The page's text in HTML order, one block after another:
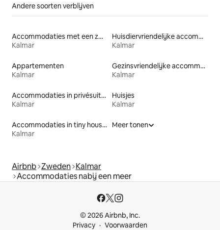
Andere soorten verblijven
Accommodaties met een zwembad
Kalmar
Huisdiervriendelijke accommodaties
Kalmar
Appartementen
Kalmar
Gezinsvriendelijke accommodaties
Kalmar
Accommodaties in privésuites
Kalmar
Huisjes
Kalmar
Accommodaties in tiny houses
Kalmar
Meer tonen
Airbnb Zweden Kalmar
Accommodaties nabij een meer
© 2026 Airbnb, Inc.
Privacy
Voorwaarden